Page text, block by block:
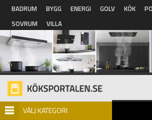
Hoppa till huvudinnehåll
BADRUM BYGG ENERGI GOLV KÖK
SOVRUM
VILLA
VÄLJ KATEGORI